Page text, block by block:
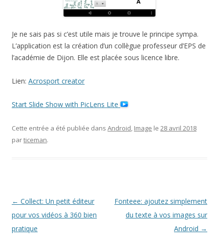
Je ne sais pas si c’est utile mais je trouve le principe sympa.
L’application est la création d’un collègue professeur d’EPS de
l’académie de Dijon. Elle est placée sous licence libre.
Lien: Acrosport creator
Start Slide Show with PicLens Lite
Cette entrée a été publiée dans Android, Image le 28 avril 2018
particeman.
Navigation
des
articles
← Collect: Un petit éditeur
pour vos vidéos à 360 bien
pratique
Fonteee: ajoutez simplement
du texte à vos images sur
Android →